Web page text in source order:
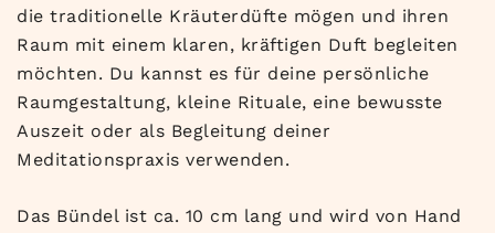
die traditionelle Kräuterdüfte mögen und ihren
Raum mit einem klaren, kräftigen Duft begleiten
möchten. Du kannst es für deine persönliche
Raumgestaltung, kleine Rituale, eine bewusste
Auszeit oder als Begleitung deiner
Meditationspraxis verwenden.
Das Bündel ist ca. 10 cm lang und wird von Hand